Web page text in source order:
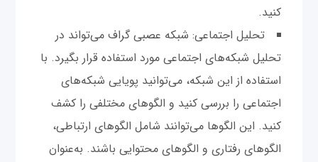
کنید.
تحلیل اجتماعی: شبکه عصبی گراف می‌تواند در
تحلیل شبکه‌های اجتماعی مورد استفاده قرار بگیرد. با
استفاده از این شبکه، می‌توانید پویایی شبکه‌های
اجتماعی را بررسی کنید و الگوهای مختلفی را کشف
کنید. این الگوها می‌توانند شامل الگوهای ارتباطی،
الگوهای رفتاری و الگوهای محتوایی باشند. به‌عنوان